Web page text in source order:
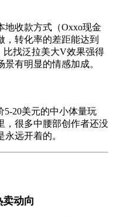
地收款方式（Oxxo现金
转化率的差距能达到
比找泛拉美大V效果强得
有明显的情感加成。
5-20美元的中小体量玩
，很多中腰部创作者还没
远开着的。
动向